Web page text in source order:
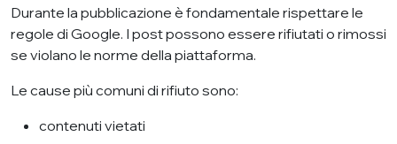
Durante la pubblicazione è fondamentale rispettare le
regole di Google. I post possono essere rifiutati o rimossi
se violano le norme della piattaforma.
Le cause più comuni di rifiuto sono:
contenuti vietati